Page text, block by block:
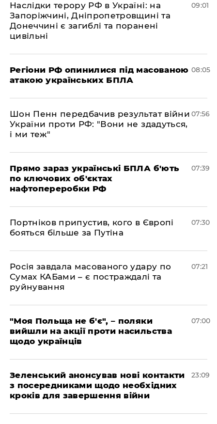
Наслідки терору РФ в Україні: на
Запоріжчині, Дніпропетровщині та
Донеччині є загиблі та поранені
цивільні
09:01
Регіони РФ опинилися під масованою
атакою українських БПЛА
08:05
Шон Пенн передбачив результат війни
України проти РФ: "Вони не здадуться,
і ми теж"
07:56
Прямо зараз українські БПЛА б'ють
по ключових об'єктах
нафтопереробки РФ
07:39
Портніков припустив, кого в Європі
бояться більше за Путіна
07:30
Росія завдала масованого удару по
Сумах КАБами – є постраждалі та
руйнування
07:21
"Моя Польща не б'є", – поляки
вийшли на акції проти насильства
щодо українців
07:00
Зеленський анонсував нові контакти
з посередниками щодо необхідних
кроків для завершення війни
23:09